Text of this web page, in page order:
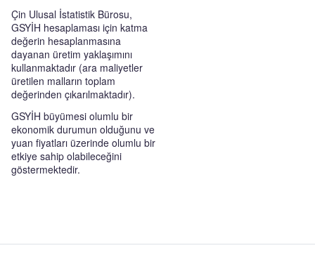
Çin Ulusal İstatistik Bürosu,
GSYİH hesaplaması için katma
değerin hesaplanmasına
dayanan üretim yaklaşımını
kullanmaktadır (ara maliyetler
üretilen malların toplam
değerinden çıkarılmaktadır).
GSYİH büyümesi olumlu bir
ekonomik durumun olduğunu ve
yuan fiyatları üzerinde olumlu bir
etkiye sahip olabileceğini
göstermektedir.